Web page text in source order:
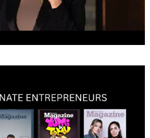
och strukturerad entreprenör.